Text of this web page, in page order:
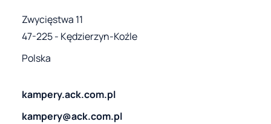
Zwycięstwa 11
47-225 - Kędzierzyn-Koźle
Polska
kampery.ack.com.pl
kampery@ack.com.pl